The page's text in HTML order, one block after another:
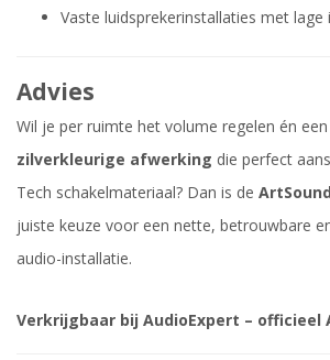
Vaste luidsprekerinstallaties met lage
Advies
Wil je per ruimte het volume regelen én een
zilverkleurige afwerking die perfect
Tech schakelmateriaal? Dan is de
juiste keuze voor een nette, betrouwbare
audio-installatie.
Verkrijgbaar bij AudioExpert – officieel